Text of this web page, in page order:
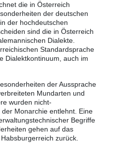
die in Österreich
der deutschen
der hochdeutschen
sind die in Österreich
Dialekte.
Standardsprache
Dialektkontinuum, auch im
der Aussprache
Mundarten und
wurden nicht-
Monarchie entlehnt. Eine
Begriffe
gehen auf das
zurück.